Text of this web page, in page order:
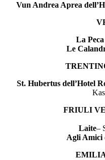
Vun Andrea Aprea
La Peca
Le
St. Hubertus dell’Hotel
FRIULI
Laite–
Agli Amici